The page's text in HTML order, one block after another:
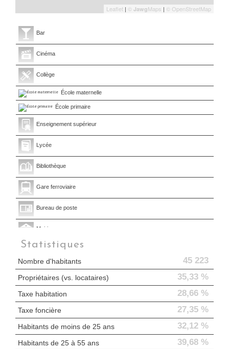
Leaflet | © JawgMaps | © OpenStreetMap
Bar
Cinéma
Collège
École maternelle
École primaire
Enseignement supérieur
Lycée
Bibliothèque
Gare ferroviaire
Bureau de poste
Mairie
Presse et Tabac
Statistiques
Nombre d'habitants 45 223
Propriétaires (vs. locataires) 35,33 %
Taxe habitation 28,66 %
Taxe foncière 27,35 %
Habitants de moins de 25 ans 32,12 %
Habitants de 25 à 55 ans 39,68 %